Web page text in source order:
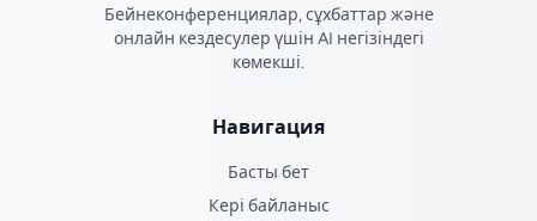
Бейнеконференциялар, сұхбаттар және
онлайн кездесулер үшін AI негізіндегі
көмекші.
Навигация
Басты бет
Кері байланыс